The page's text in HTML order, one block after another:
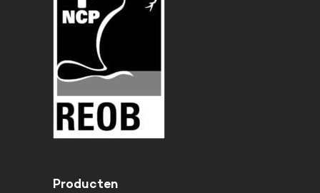
Producten